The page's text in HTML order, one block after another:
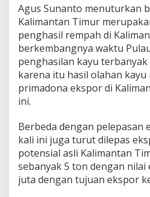
Agus Sunanto menuturkan
Kalimantan Timur
penghasil rempah di
berkembangnya waktu
penghasilan kayu terbanyak
karena itu hasil olahan
primadona ekspor di
ini.
Berbeda dengan pelepasan
kali ini juga turut dilepas
potensial asli Kalimantan
sebanyak 5 ton dengan nilai
juta dengan tujuan ekspor